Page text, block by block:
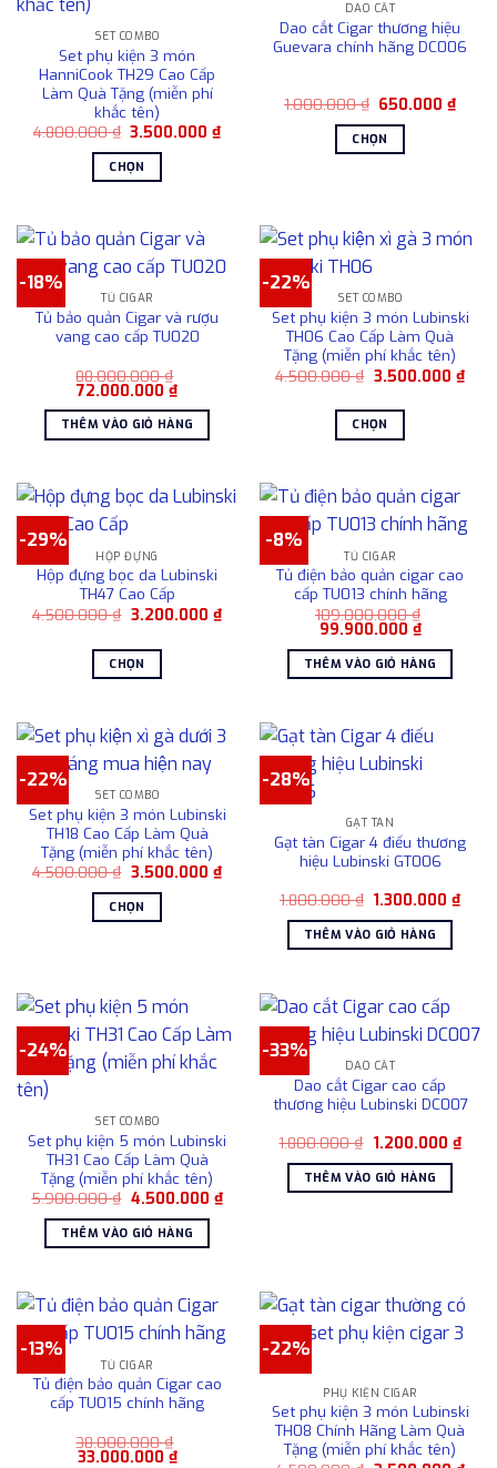
SET COMBO
Set phụ kiện 3 món
HanniCook TH29 Cao Cấp
Làm Quà Tặng (miễn phí
khắc tên)
4.800.000₫ Giá
là:
4.800.000 ₫.
3.500.000₫Giá
hiện
CHỌN
này
có
biến
thể.
tùy
chọn
có
chọn
trên
sản
phẩm
DAO CẮT
Dao cắt Cigar thương hiệu
Guevara chính hãng DC006
1.000.000₫ Giá
là:
1.000.000 ₫.
650.000₫Giá
hiện
CHỌN
có
nhiều
thể.
Các
tùy
chọn
thể
được
trên
trang
phẩm
-18%
TỦ CIGAR
Tủ bảo quản Cigar và rượu
vang cao cấp TU020
88.000.000₫
Giá
là:
88.000.000 ₫.
72.000.000 ₫Giá
hiện
tại
là:
72.000.000 ₫.
THÊM VÀO GIỎ HÀNG
-22%
SET COMBO
Set phụ kiện 3 món Lubinski
TH06 Cao Cấp Làm Quà
Tặng (miễn phí khắc tên)
4.500.000₫ Giá
4.500.000 ₫.
3.500.000 ₫Giá
hiện
CHỌN
này
có
biến
thể.
Các
tùy
chọn
có
được
chọn
trên
sản
phẩm
-29%
HỘP ĐỰNG
Hộp đựng bọc da Lubinski
TH47 Cao Cấp
4.500.000₫ Giá
4.500.000 ₫.
3.200.000 ₫Giá
hiện
3.200.000 ₫.
CHỌN
này
có
biến
thể.
Các
tùy
chọn
có
trên
trang
sản
-8%
TỦ CIGAR
Tủ điện bảo quản cigar cao
cấp TU013 chính hãng
109.000.000₫
Giá
là:
109.000.000 ₫.
99.900.000 ₫Giá
hiện
tại
là:
THÊM VÀO GIỎ HÀNG
-22%
SET COMBO
Set phụ kiện 3 món Lubinski
TH18 Cao Cấp Làm Quà
Tặng (miễn phí khắc tên)
4.500.000₫ Giá
là:
4.500.000 ₫.
3.500.000 ₫Giá
hiện
3.500.000 ₫.
CHỌN
có
nhiều
biến
thể.
tùy
chọn
có
thể
chọn
sản
phẩm
-28%
GẠT TÀN
Gạt tàn Cigar 4 điếu thương
hiệu Lubinski GT006
1.800.000₫ Giá
là:
1.800.000 ₫.
1.300.000₫Giá
hiện
THÊM VÀO GIỎ HÀNG
-24%
SET COMBO
Set phụ kiện 5 món Lubinski
TH31 Cao Cấp Làm Quà
Tặng (miễn phí khắc tên)
5.900.000₫ Giá
là:
5.900.000 ₫.
4.500.000 ₫Giá
THÊM VÀO GIỎ HÀNG
-33%
DAO CẮT
Dao cắt Cigar cao cấp
thương hiệu Lubinski DC007
1.800.000₫ Giá
là:
1.800.000 ₫.
1.200.000 ₫Giá
THÊM VÀO GIỎ HÀNG
-13%
TỦ CIGAR
Tủ điện bảo quản Cigar cao
cấp TU015 chính hãng
38.000.000₫
Giá
33.000.000 ₫Giá
-22%
PHỤ KIỆN CIGAR
Set phụ kiện 3 món Lubinski
TH08 Chính Hãng Làm Quà
Tặng (miễn phí khắc tên)